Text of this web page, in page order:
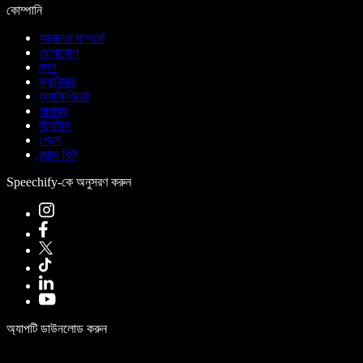
কোম্পানি
আমাদের সম্পর্কে
যোগাযোগ
ব্লগ
ক্যারিয়ার
অ্যাফিলিয়েট
সাহায্য
স্ট্যাটাস
প্রেস
ব্র্যান্ড কিট
Speechify-কে অনুসরণ করুন
অ্যাপটি ডাউনলোড করুন